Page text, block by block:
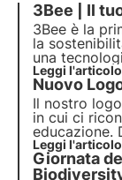
3Bee | Il
3Bee è la
la
una
api e la
e più di 150
per la
Leggi l'articolo
Nuovo
Il nostro
in cui ci
educazione.
ognuna con
raggiungere.
Leggi l'articolo
Giornata